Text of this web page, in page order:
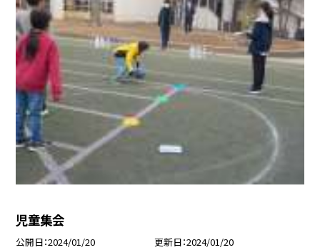
児童集会
公開日 2024/01/20 更新日 2024/01/20